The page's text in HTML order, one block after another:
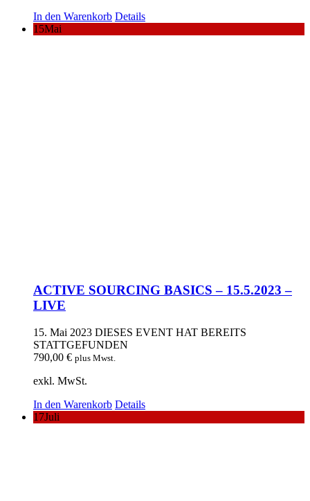
In den Warenkorb Details
15Mai
ACTIVE SOURCING BASICS – 15.5.2023 –
LIVE
15. Mai 2023 DIESES EVENT HAT BEREITS
STATTGEFUNDEN
790,00 € plus Mwst.
exkl. MwSt.
In den Warenkorb Details
17Juli